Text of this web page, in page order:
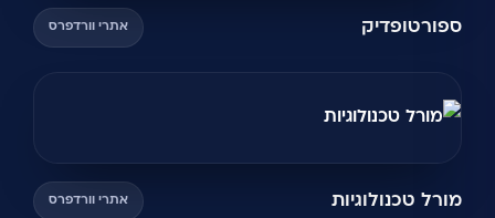
ספורטופדיק אתרי וורדפרס
מורל טכנולוגיות אתרי וורדפרס